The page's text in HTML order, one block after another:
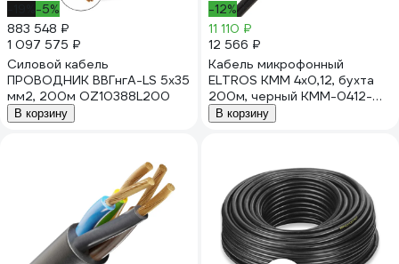
-5%
883 548 ₽
1 097 575 ₽
Силовой кабель
ПРОВОДНИК ВВГнгA-LS 5x35
мм2, 200м OZ10388L200
В корзину
-12%
11 110 ₽
12 566 ₽
Кабель микрофонный
ELTROS КММ 4x0,12, бухта
200м, черный КММ-0412-
ELTROS-MP
В корзину